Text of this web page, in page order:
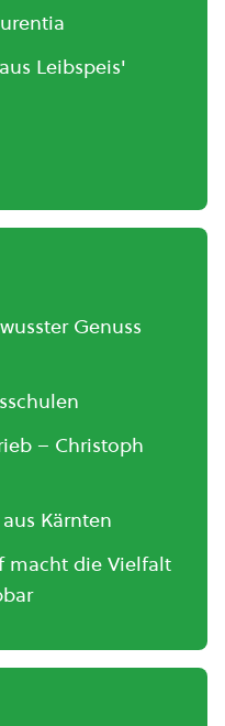
Leibspeis'
Genuss
– Christoph
Kärnten
macht die Vielfalt